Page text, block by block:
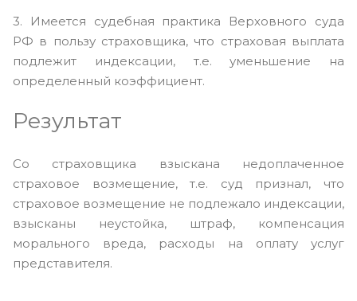
3. Имеется судебная практика Верховного суда
РФ в пользу страховщика, что страховая выплата
подлежит индексации, т.е. уменьшение на
определенный коэффициент.
Результат
Со страховщика взыскана недоплаченное
страховое возмещение, т.е. суд признал, что
страховое возмещение не подлежало индексации,
взысканы неустойка, штраф, компенсация
морального вреда, расходы на оплату услуг
представителя.